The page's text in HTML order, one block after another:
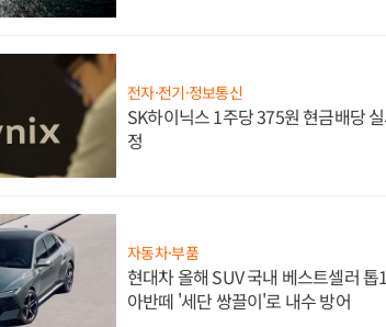
전자·전기·정보통신
SK하이닉스 1주당 375원 현금배당
정
자동차·부품
현대차 올해 SUV 국내 베스트셀러
아반떼 '세단 쌍끌이'로 내수 방어